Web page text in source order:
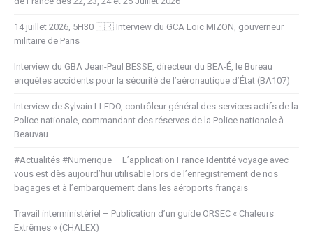
14 juillet 2026, 5H30 🇫🇷 Interview du GCA Loïc MIZON, gouverneur
militaire de Paris
Interview du GBA Jean-Paul BESSE, directeur du BEA-É, le Bureau
enquêtes accidents pour la sécurité de l’aéronautique d’État (BA107)
Interview de Sylvain LLEDO, contrôleur général des services actifs de la
Police nationale, commandant des réserves de la Police nationale à
Beauvau
#Actualités #Numerique – L’application France Identité voyage avec
vous est dès aujourd’hui utilisable lors de l’enregistrement de nos
bagages et à l’embarquement dans les aéroports français
Travail interministériel – Publication d’un guide ORSEC « Chaleurs
Extrêmes » (CHALEX)